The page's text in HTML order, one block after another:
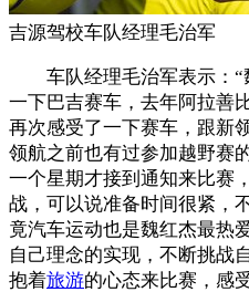
吉源驾校车队经理毛治军
车队经理毛治军表示：“
一下巴吉赛车，去年阿拉善
再次感受了一下赛车，跟新
领航之前也有过参加越野赛
一个星期才接到通知来比赛
战，可以说准备时间很紧，
竟汽车运动也是魏红杰最热
自己理念的实现，不断挑战
抱着旅游的心态来比赛，感